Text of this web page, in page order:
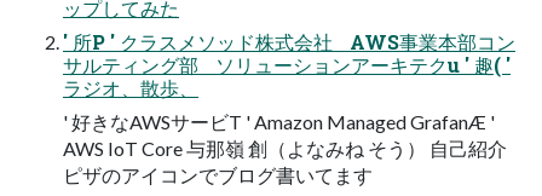
ップしてみた
' 所P ' クラスメソッド株式会社 AWS事業本部コン
サルティング部 ソリューションアーキテクu ' 趣( '
ラジオ、散歩、
' 好きなAWSサービT ' Amazon Managed GrafanÆ '
AWS IoT Core 与那嶺 創（よなみね そう） 自己紹介
ピザのアイコンでブログ書いてます